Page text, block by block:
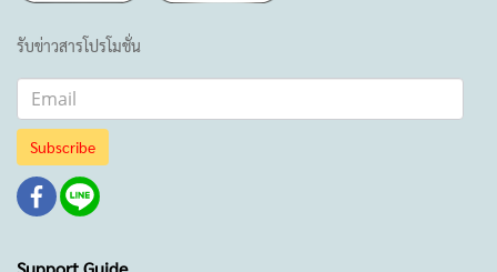
รับข่าวสารโปรโมชั่น
Subscribe